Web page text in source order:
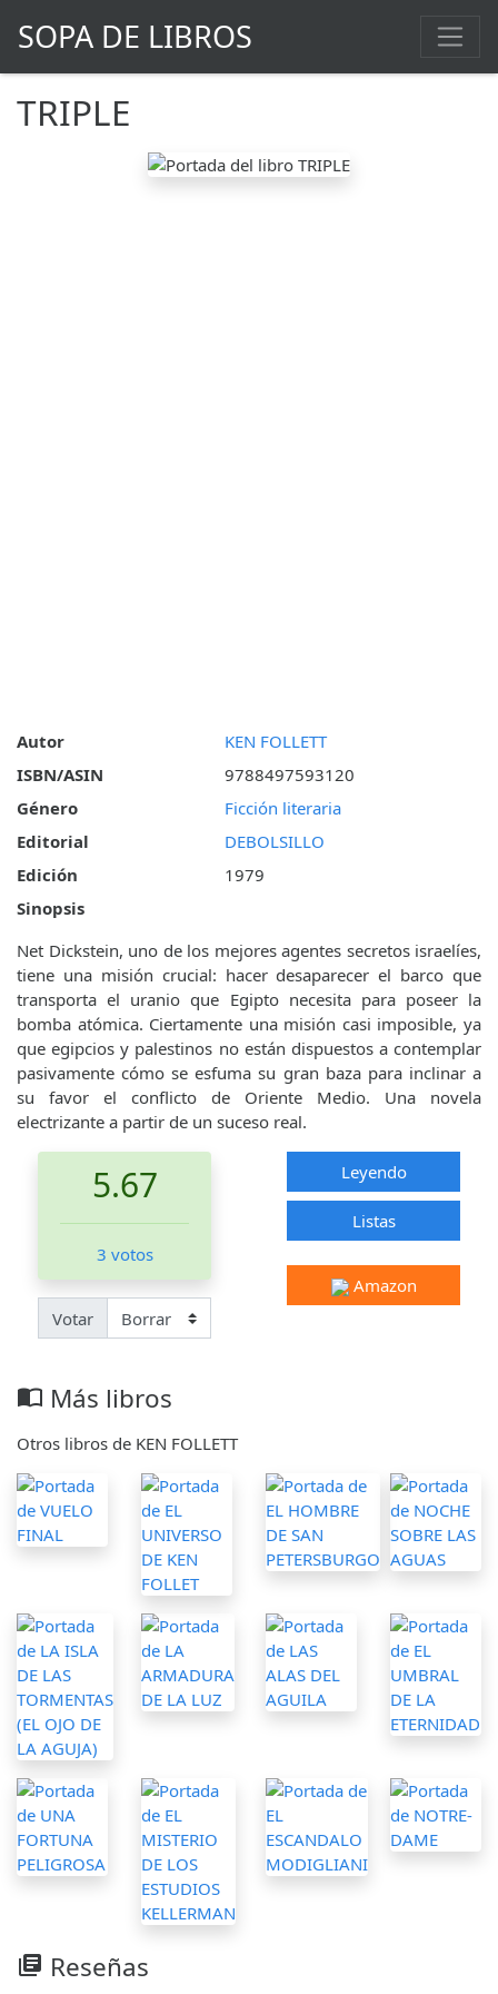
SOPA DE LIBROS
TRIPLE
Autor
KEN FOLLETT
ISBN/ASIN
9788497593120
Género
Ficción literaria
Editorial
DEBOLSILLO
Edición
1979
Sinopsis
Net Dickstein, uno de los mejores agentes secretos israelíes,
tiene una misión crucial: hacer desaparecer el barco que
transporta el uranio que Egipto necesita para poseer la
bomba atómica. Ciertamente una misión casi imposible, ya
que egipcios y palestinos no están dispuestos a contemplar
pasivamente cómo se esfuma su gran baza para inclinar a
su favor el conflicto de Oriente Medio. Una novela
electrizante a partir de un suceso real.
5.67
3 votos
Votar
Leyendo
Listas
Amazon
import_contacts Más libros
Otros libros de KEN FOLLETT
library_books Reseñas